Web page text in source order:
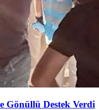
Gönüllü Destek Verdi